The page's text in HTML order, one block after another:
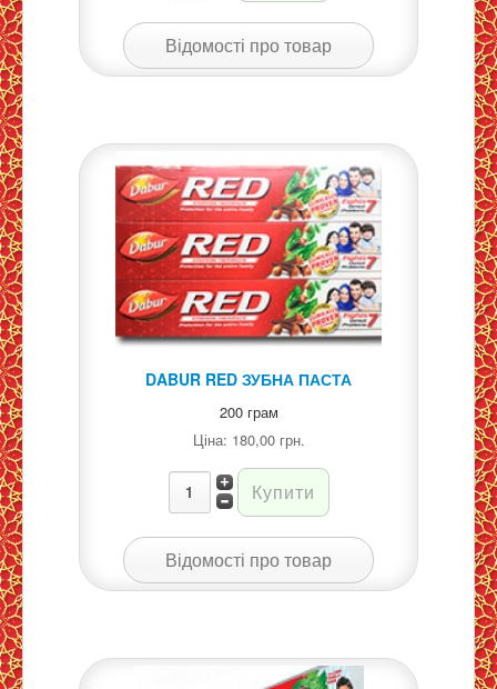
Відомості про товар
DABUR RED ЗУБНА ПАСТА
200 грам
Ціна: 180,00 грн.
Відомості про товар